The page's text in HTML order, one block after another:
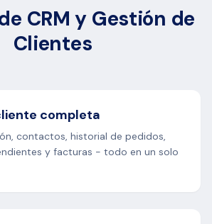
CRM y Gestión de
Clientes
completa
contactos, historial de pedidos,
y facturas - todo en un solo